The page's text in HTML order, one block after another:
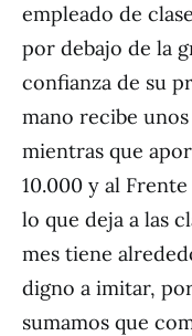
empleado de
por debajo de la
confianza de su
mano recibe
mientras que
10.000 y al
lo que deja a las
mes tiene
digno a imitar,
sumamos que